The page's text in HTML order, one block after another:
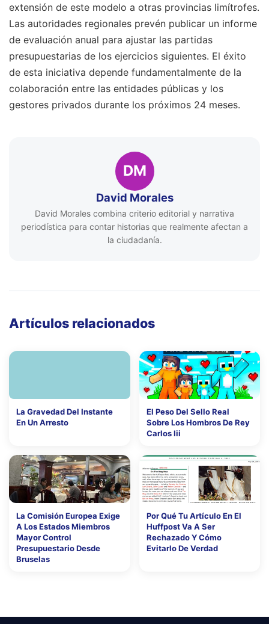
extensión de este modelo a otras provincias limítrofes.
Las autoridades regionales prevén publicar un informe
de evaluación anual para ajustar las partidas
presupuestarias de los ejercicios siguientes. El éxito
de esta iniciativa depende fundamentalmente de la
colaboración entre las entidades públicas y los
gestores privados durante los próximos 24 meses.
DM
David Morales
David Morales combina criterio editorial y narrativa
periodística para contar historias que realmente afectan a
la ciudadanía.
Artículos relacionados
La Gravedad Del Instante
En Un Arresto
El Peso Del Sello Real
Sobre Los Hombros De Rey
Carlos Iii
La Comisión Europea Exige
A Los Estados Miembros
Mayor Control
Presupuestario Desde
Bruselas
Por Qué Tu Artículo En El
Huffpost Va A Ser
Rechazado Y Cómo
Evitarlo De Verdad